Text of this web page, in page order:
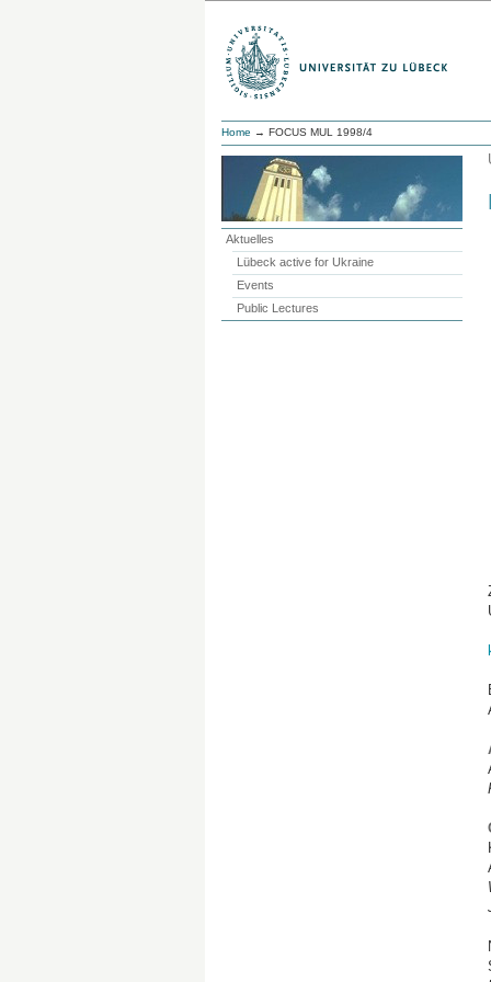
Home → FOCUS MUL 1998/4
Aktuelles
Lübeck active for Ukraine
Events
Public Lectures